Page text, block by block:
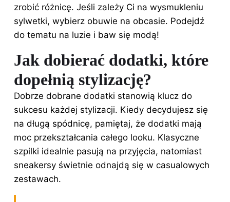
zrobić różnicę. Jeśli zależy Ci na wysmukleniu
sylwetki, wybierz obuwie na obcasie. Podejdź
do tematu na luzie i baw się modą!
Jak dobierać dodatki, które
dopełnią stylizację?
Dobrze dobrane dodatki stanowią klucz do
sukcesu każdej stylizacji. Kiedy decydujesz się
na długą spódnicę, pamiętaj, że dodatki mają
moc przekształcania całego looku. Klasyczne
szpilki idealnie pasują na przyjęcia, natomiast
sneakersy świetnie odnajdą się w casualowych
zestawach.